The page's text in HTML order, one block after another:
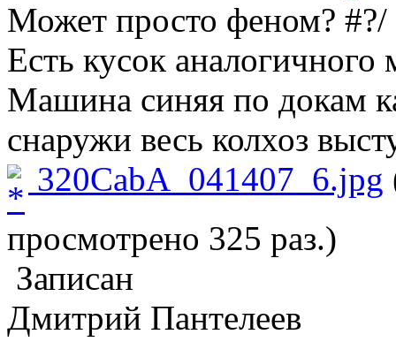
Может просто феном?
Есть кусок аналогичного
Машина синяя по докам
снаружи весь колхоз
320CabA_041407_6.jpg
просмотрено 325 раз.)
Записан
Дмитрий Пантелеев